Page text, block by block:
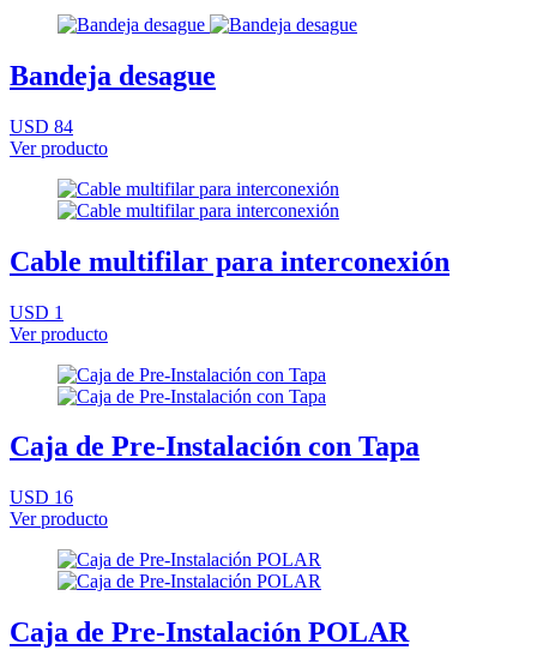
Bandeja desague
USD 84
Ver producto
Cable multifilar para interconexión
USD 1
Ver producto
Caja de Pre-Instalación con Tapa
USD 16
Ver producto
Caja de Pre-Instalación POLAR